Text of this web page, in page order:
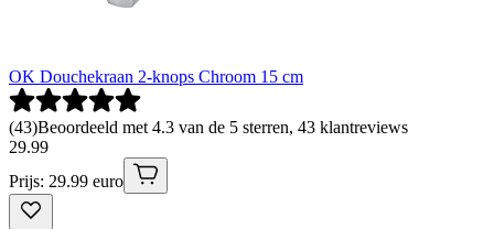
OK Douchekraan 2-knops Chroom 15 cm
(43)Beoordeeld met 4.3 van de 5 sterren, 43 klantreviews
29.99
Prijs: 29.99 euro